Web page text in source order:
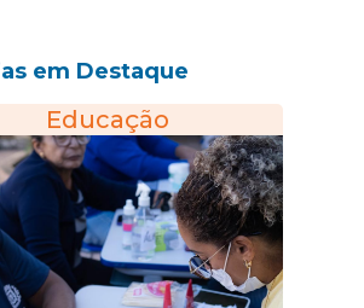
em Destaque
Educação